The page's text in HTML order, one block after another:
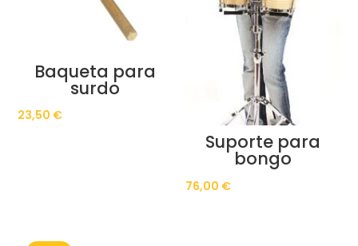
Baqueta para
surdo
23,50 €
Suporte para
bongo
76,00 €